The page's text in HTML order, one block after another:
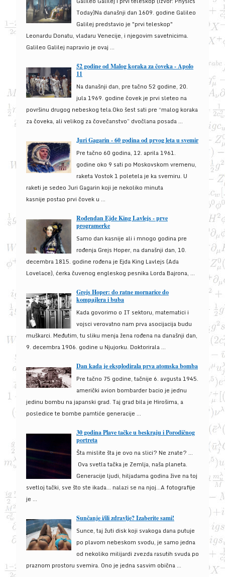
Today)Na današnji dan 1609. godine Galileo
Galilej predstavio je "prvi teleskop"
Leonardu Donatu, vladaru Venecije, i njegovim savetnicima.
Galileo Galilej napravio je ovaj ...
52 godine od Malog koraka za čoveka - Apolo
11
Na današnji dan, pre tačno 52 godine, 20.
jula 1969. godine čovek je prvi sleteo na
površinu drugog nebeskog tela.Oko šest sati pre “malog koraka
za čoveka, ali velikog za čovečanstvo” dvočlana posada ...
Juri Gagarin - 60 godina od prvog leta u svemir
Pre tačno 60 godina, 12. aprila 1961.
godine oko 9 sati po Moskovskom vremenu,
raketa Vostok 1 poletela je ka svemiru. U
raketi je sedeo Juri Gagarin koji je nekoliko minuta
kasnije postao prvi čovek u ...
Rođendan Ejde King Lavlejs - prve
programerke
Samo dan kasnije ali i mnogo godina pre
rođenja Grejs Hoper, na današnji dan, 10.
decembra 1815. godine rođena je Ejda King Lavlejs (Ada
Lovelace), ćerka čuvenog engleskog pesnika Lorda Bajrona, ...
Grejs Hoper: do ratne mornarice do
kompajlera i buba
Kada govorimo o IT sektoru, matematici i
vojsci verovatno nam prva asocijacija budu
muškarci. Međutim, tu sliku menja žena rođena na današnji dan,
9. decembra 1906. godine u Njujorku. Doktorirala ...
Dan kada je eksplodirala prva atomska bomba
Pre tačno 75 godine, tačnije 6. avgusta 1945.
američki avion bombarder bacio je jednu
jedinu bombu na japanski grad. Taj grad bila je Hirošima, a
posledice te bombe pamtiće generacije ...
30 godina Plave tačke u beskraju i Porodičnog
portreta
Šta mislite šta je ovo na slici? Ne znate? …
Ova svetla tačka je Zemlja, naša planeta.
Generacije ljudi, hiljadama godina žive na toj
svetloj tački, sve što ste ikada… nalazi se na njoj…A fotografije
je ...
Sunčanje i/ili zdravlje? Izaberite sami!
Sunce, taj žuti disk koji svakoga dana putuje
po plavom nebeskom svodu, je samo jedna
od nekoliko milijardi zvezda rasutih svuda po
praznom prostoru svemira. Ono je jedna sasvim obična ...